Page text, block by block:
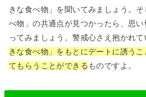
きな食べ物」を聞いてみましょう。
べ物」の共通点が見つかったら、思
ってみましょう。警戒心さえ抱かれて
きな食べ物」をもとにデートに誘う
てもらうことができる ものですよ。